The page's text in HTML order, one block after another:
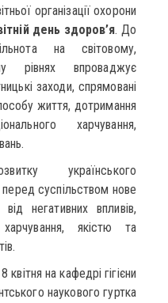
організації охорони
день здоров’я. До
на світовому,
рівнях впроваджує
заходи, спрямовані
життя, дотримання
харчування,
українського
суспільством нове
негативних впливів,
якістю та
квітня на кафедрі гігієни
наукового гуртка